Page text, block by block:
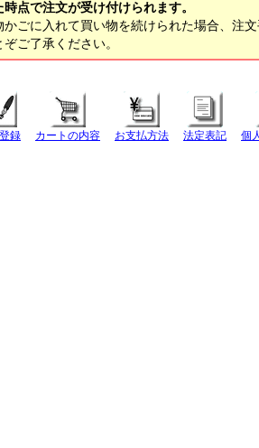
点で注文が受け付けられます。
かごに入れて買い物を続けられた場合、注
ご了承ください。
録 カートの内容 お支払方法 法定表記 個